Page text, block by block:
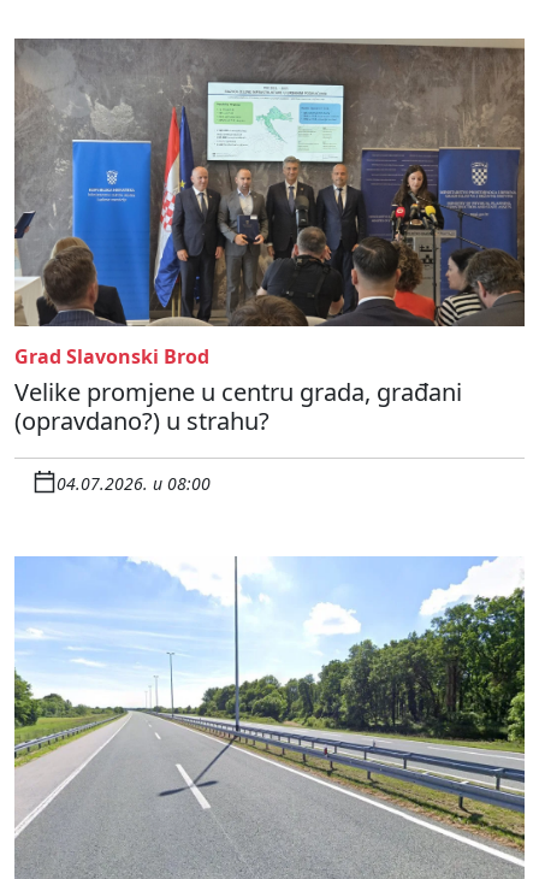
Grad Slavonski Brod
Velike promjene u centru grada, građani
(opravdano?) u strahu?
04.07.2026. u 08:00